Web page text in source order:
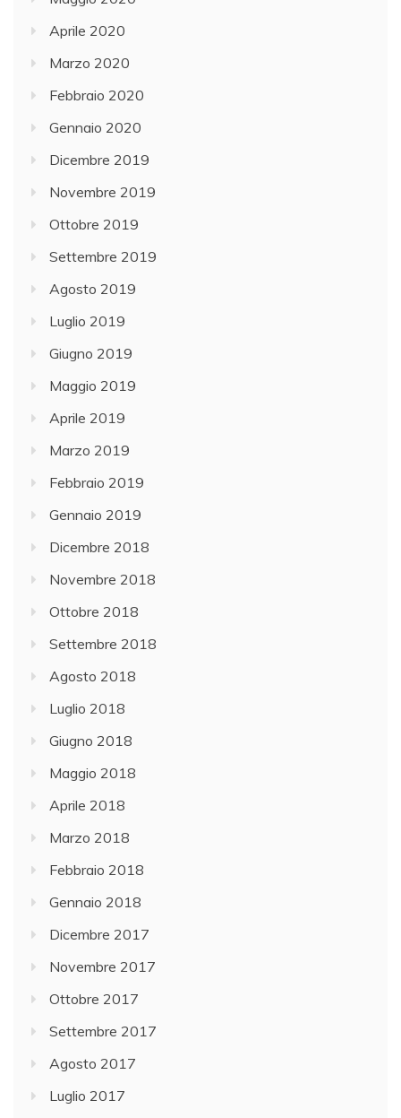
Aprile 2020
Marzo 2020
Febbraio 2020
Gennaio 2020
Dicembre 2019
Novembre 2019
Ottobre 2019
Settembre 2019
Agosto 2019
Luglio 2019
Giugno 2019
Maggio 2019
Aprile 2019
Marzo 2019
Febbraio 2019
Gennaio 2019
Dicembre 2018
Novembre 2018
Ottobre 2018
Settembre 2018
Agosto 2018
Luglio 2018
Giugno 2018
Maggio 2018
Aprile 2018
Marzo 2018
Febbraio 2018
Gennaio 2018
Dicembre 2017
Novembre 2017
Ottobre 2017
Settembre 2017
Agosto 2017
Luglio 2017